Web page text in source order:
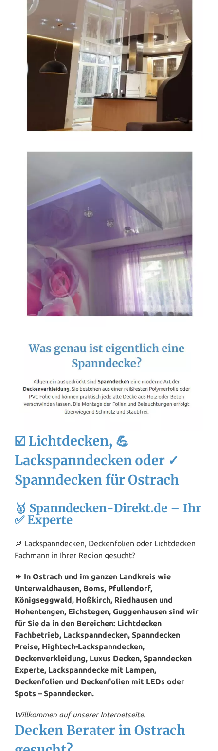
☑️ Lichtdecken, 💪
Lackspanndecken oder ✓
Spanndecken für Ostrach
🥇 Spanndecken-Direkt.de – Ihr
✅ Experte
🔎 Lackspanndecken, Deckenfolien oder Lichtdecken
Fachmann in Ihrer Region gesucht?
⏩ In Ostrach und im ganzen Landkreis wie
Unterwaldhausen, Boms, Pfullendorf,
Königseggwald, Hoßkirch, Riedhausen und
Hohentengen, Eichstegen, Guggenhausen sind wir
für Sie da in den Bereichen: Lichtdecken
Fachbetrieb, Lackspanndecken, Spanndecken
Preise, Hightech-Lackspanndecken,
Deckenverkleidung, Luxus Decken, Spanndecken
Experte, Lackspanndecke mit Lampen,
Deckenfolien und Deckenfolien mit LEDs oder
Spots – Spanndecken.
Willkommen auf unserer Internetseite.
Decken Berater in Ostrach